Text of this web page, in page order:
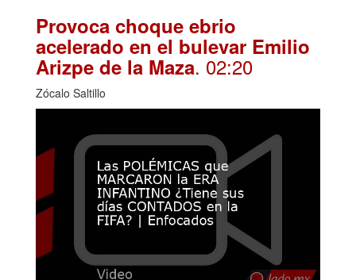
Provoca choque ebrio
acelerado en el bulevar Emilio
Arizpe de la Maza. 02:20
Zócalo Saltillo